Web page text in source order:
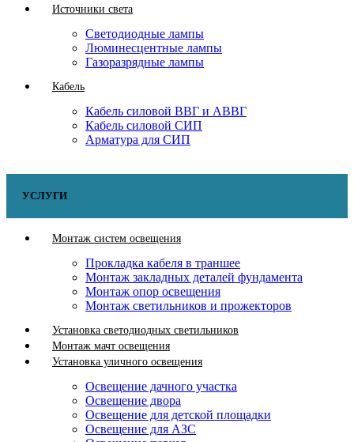
Источники света
Светодиодные лампы
Люминесцентные лампы
Газоразрядные лампы
Кабель
Кабель силовой ВВГ и АВВГ
Кабель силовой СИП
Арматура для СИП
УСЛУГИ
Монтаж систем освещения
Прокладка кабеля в траншее
Монтаж закладных деталей фундамента
Монтаж опор освещения
Монтаж светильников и прожекторов
Установка светодиодных светильников
Монтаж мачт освещения
Установка уличного освещения
Освещение дачного участка
Освещение двора
Освещение для детской площадки
Освещение для АЗС